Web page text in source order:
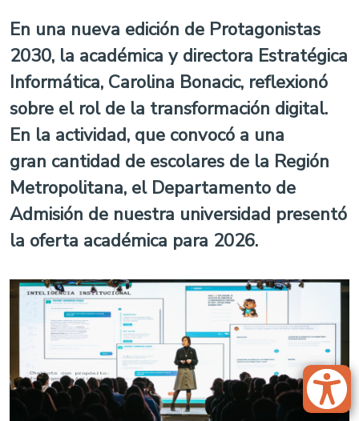
En una nueva edición de Protagonistas
2030, la académica y directora Estratégica
Informática, Carolina Bonacic, reflexionó
sobre el rol de la transformación digital.
En la actividad, que convocó a una
gran cantidad de escolares de la Región
Metropolitana, el Departamento de
Admisión de nuestra universidad presentó
la oferta académica para 2026.